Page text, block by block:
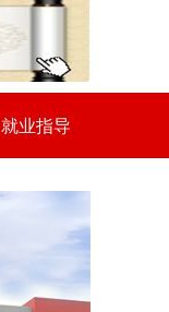
就业指导